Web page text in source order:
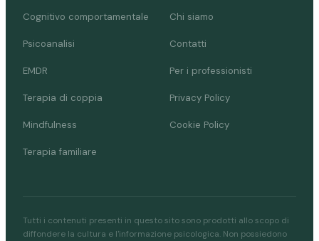
Cognitivo comportamentale
Psicoanalisi
EMDR
Terapia di coppia
Mindfulness
Terapia familiare
Chi siamo
Contatti
Per i professionisti
Privacy Policy
Cookie Policy
Tutti i contenuti presenti in questo sito sono prodotti allo scopo di
diffondere la cultura e l'informazione psicologica. Non possiedono